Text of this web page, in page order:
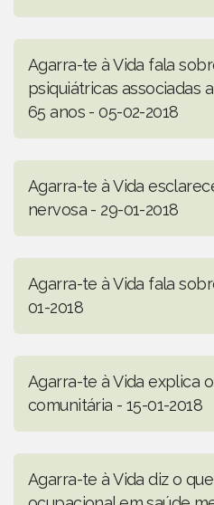
Agarra-te à Vida fala
psiquiátricas associadas
65 anos - 05-02-2018
Agarra-te à Vida
nervosa - 29-01-2018
Agarra-te à Vida fala
01-2018
Agarra-te à Vida explica
comunitária - 15-01-2018
Agarra-te à Vida diz o